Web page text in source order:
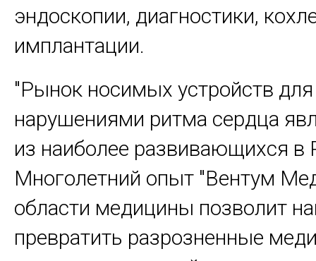
эндоскопии, диагностики,
имплантации.
"Рынок носимых устройств
нарушениями ритма сердца
из наиболее развивающихся в
Многолетний опыт "Вентум
области медицины позволит
превратить разрозненные